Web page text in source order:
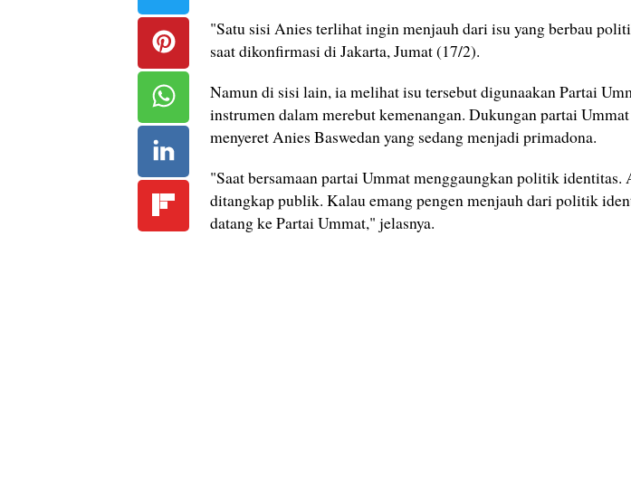
"Satu sisi Anies terlihat ingin menjauh dari isu yang berbau
saat dikonfirmasi di Jakarta, Jumat (17/2).
Namun di sisi lain, ia melihat isu tersebut digunaakan Partai
instrumen dalam merebut kemenangan. Dukungan partai
menyeret Anies Baswedan yang sedang menjadi primadona.
"Saat bersamaan partai Ummat menggaungkan politik identitas.
ditangkap publik. Kalau emang pengen menjauh dari politik
datang ke Partai Ummat," jelasnya.